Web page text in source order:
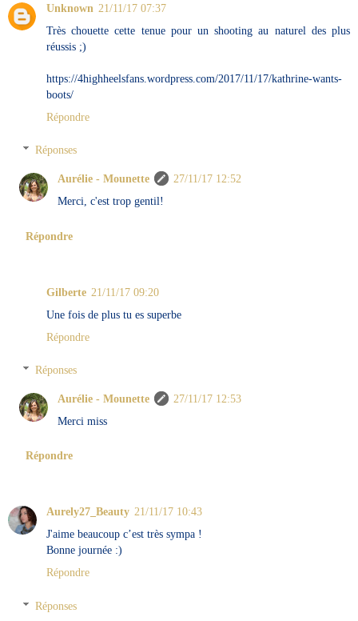
Unknown 21/11/17 07:37
Très chouette cette tenue pour un shooting au naturel des plus
réussis ;)
https://4highheelsfans.wordpress.com/2017/11/17/kathrine-wants-
boots/
Répondre
Réponses
Aurélie - Mounette
27/11/17 12:52
Merci, c'est trop gentil!
Répondre
Gilberte 21/11/17 09:20
Une fois de plus tu es superbe
Répondre
Réponses
Aurélie - Mounette
27/11/17 12:53
Merci miss
Répondre
Aurely27_Beauty 21/11/17 10:43
J'aime beaucoup c’est très sympa !
Bonne journée :)
Répondre
Réponses